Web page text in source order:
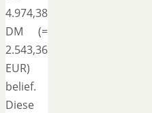
4.974,38
DM (=
2.543,36
EUR)
belief.
Diese